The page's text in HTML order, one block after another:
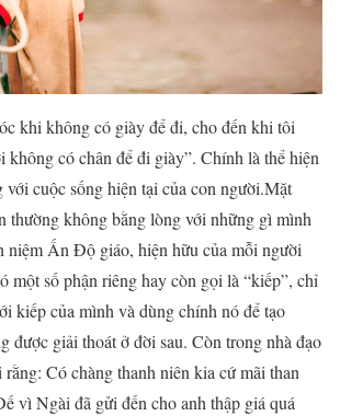
khi không có giày để đi, cho đến khi tôi
không có chân để đi giày”. Chính là thể hiện
với cuộc sống hiện tại của con người.Mặt
thường không bằng lòng với những gì mình
niệm Ấn Độ giáo, hiện hữu của mỗi người
một số phận riêng hay còn gọi là “kiếp”, chỉ
kiếp của mình và dùng chính nó để tạo
được giải thoát ở đời sau. Còn trong nhà đạo
Có chàng thanh niên kia cứ mãi than
vì Ngài đã gửi đến cho anh thập giá quá